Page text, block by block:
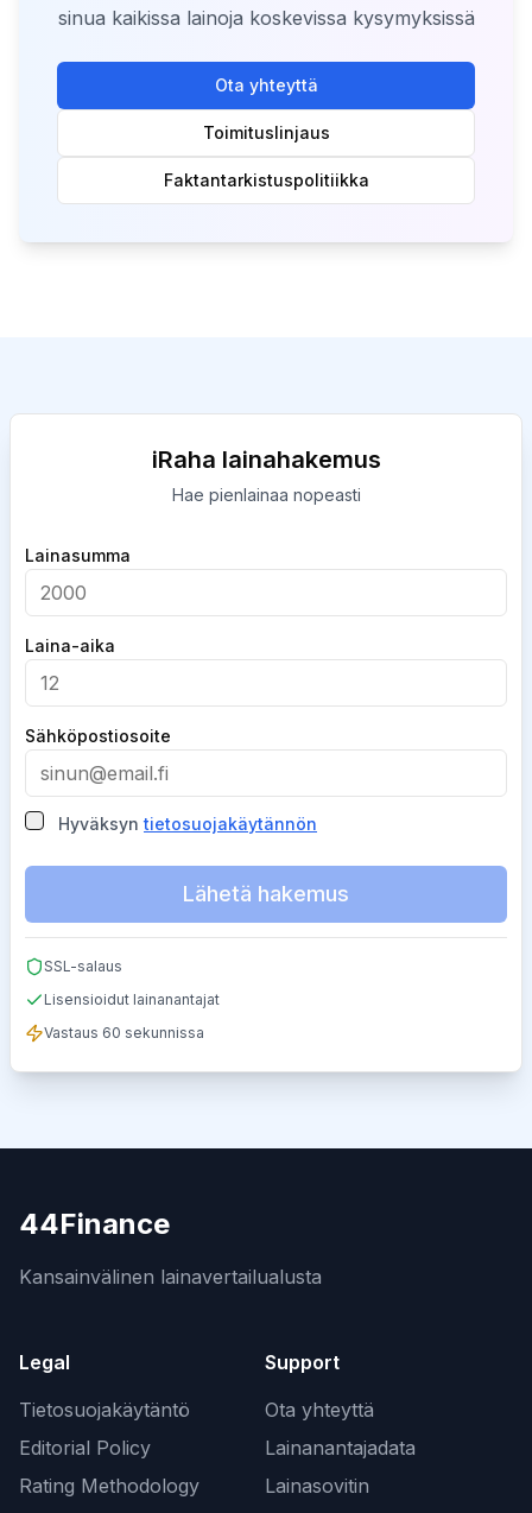
sinua kaikissa lainoja koskevissa kysymyksissä
Ota yhteyttä
Toimituslinjaus
Faktantarkistuspolitiikka
iRaha lainahakemus
Hae pienlainaa nopeasti
Company
Lainasumma
Laina-aika
Sähköpostiosoite
Hyväksyn tietosuojakäytännön
Lähetä hakemus
SSL-salaus
Lisensioidut lainanantajat
Vastaus 60 sekunnissa
44Finance
Kansainvälinen lainavertailualusta
Legal
Tietosuojakäytäntö
Editorial Policy
Rating Methodology
Support
Ota yhteyttä
Lainanantajadata
Lainasovitin